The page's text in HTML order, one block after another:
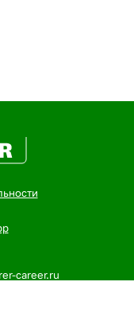
career.ru